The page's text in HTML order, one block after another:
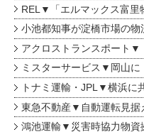
REL▼「エルマックス富里
小池都知事が淀橋市場の物
アクロストランスポート▼
ミスターサービス▼岡山に
トナミ運輸・JPL▼横浜に
東急不動産▼自動運転見据
鴻池運輸▼災害時協力物資